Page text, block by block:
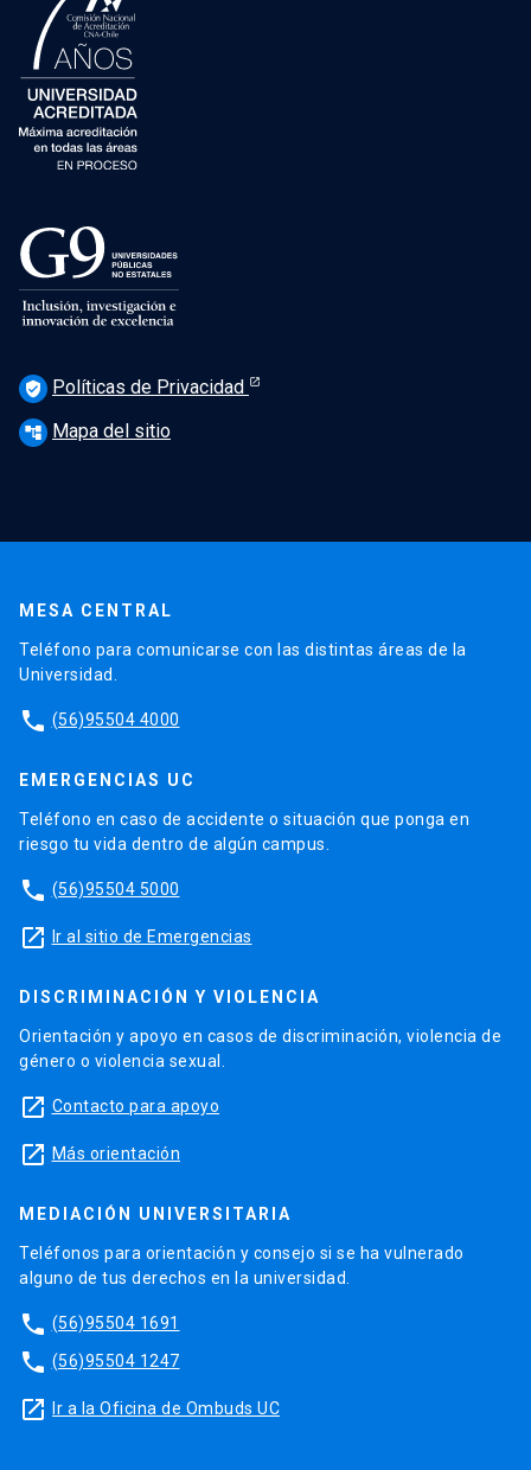
verified_user Políticas de Privacidad
account_tree Mapa del sitio
MESA CENTRAL
Teléfono para comunicarse con las distintas áreas de la
Universidad.
phone (56)95504 4000
EMERGENCIAS UC
Teléfono en caso de accidente o situación que ponga en
riesgo tu vida dentro de algún campus.
phone (56)95504 5000
launch Ir al sitio de Emergencias
DISCRIMINACIÓN Y VIOLENCIA
Orientación y apoyo en casos de discriminación, violencia de
género o violencia sexual.
launch Contacto para apoyo
launch Más orientación
MEDIACIÓN UNIVERSITARIA
Teléfonos para orientación y consejo si se ha vulnerado
alguno de tus derechos en la universidad.
phone (56)95504 1691
phone (56)95504 1247
launch Ir a la Oficina de Ombuds UC